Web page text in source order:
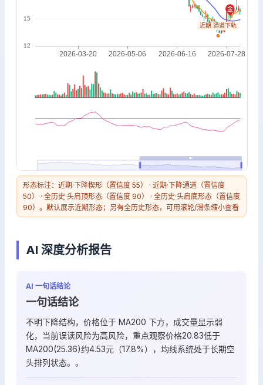
形态标注：近期·下降楔形（置信度 55） · 近期·下降通道（置信度
50） · 全历史·头肩顶形态（置信度 90） · 全历史·头肩底形态（置信度
90）。默认展示近期形态；另有全历史形态，可用滚轮/滑条缩小查看
AI 深度分析报告
AI 一句话结论
一句话结论
不明下降结构，价格位于 MA200 下方，成交量显示弱
化，当前误读风险为高风险，重点观察价格20.83低于
MA200(25.36)约4.53元（17.8%），均线系统处于长期空
头排列状态。。